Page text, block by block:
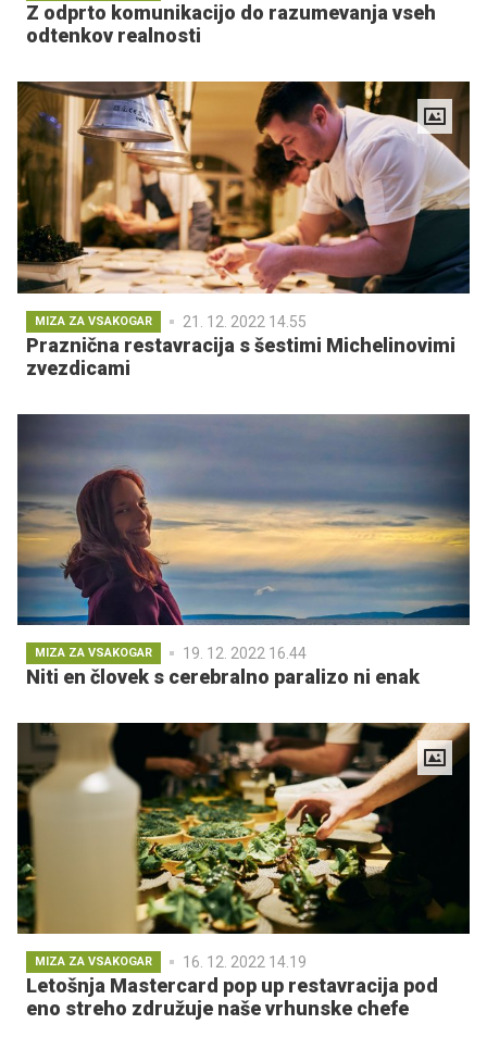
Z odprto komunikacijo do razumevanja vseh
odtenkov realnosti
MIZA ZA VSAKOGAR 21. 12. 2022 14.55
Praznična restavracija s šestimi Michelinovimi
zvezdicami
MIZA ZA VSAKOGAR 19. 12. 2022 16.44
Niti en človek s cerebralno paralizo ni enak
MIZA ZA VSAKOGAR 16. 12. 2022 14.19
Letošnja Mastercard pop up restavracija pod
eno streho združuje naše vrhunske chefe